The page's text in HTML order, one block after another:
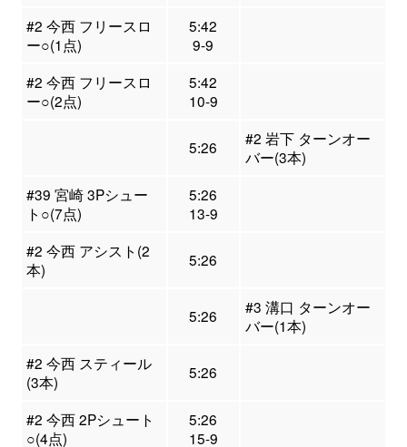
#2 今西 フリースロ
ー○(1点)
5:42
9-9
#2 今西 フリースロ
ー○(2点)
5:42
10-9
5:26
#2 岩下 ターンオー
バー(3本)
#39 宮崎 3Pシュー
ト○(7点)
5:26
13-9
#2 今西 アシスト(2
本)
5:26
5:26
#3 溝口 ターンオー
バー(1本)
#2 今西 スティール
(3本)
5:26
#2 今西 2Pシュート
○(4点)
5:26
15-9